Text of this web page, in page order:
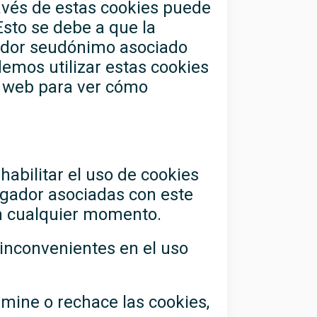
de estas cookies puede
se debe a que la
seudónimo asociado
utilizar estas cookies
para ver cómo
el uso de cookies
asociadas con este
cualquier momento.
en el uso
o rechace las cookies,